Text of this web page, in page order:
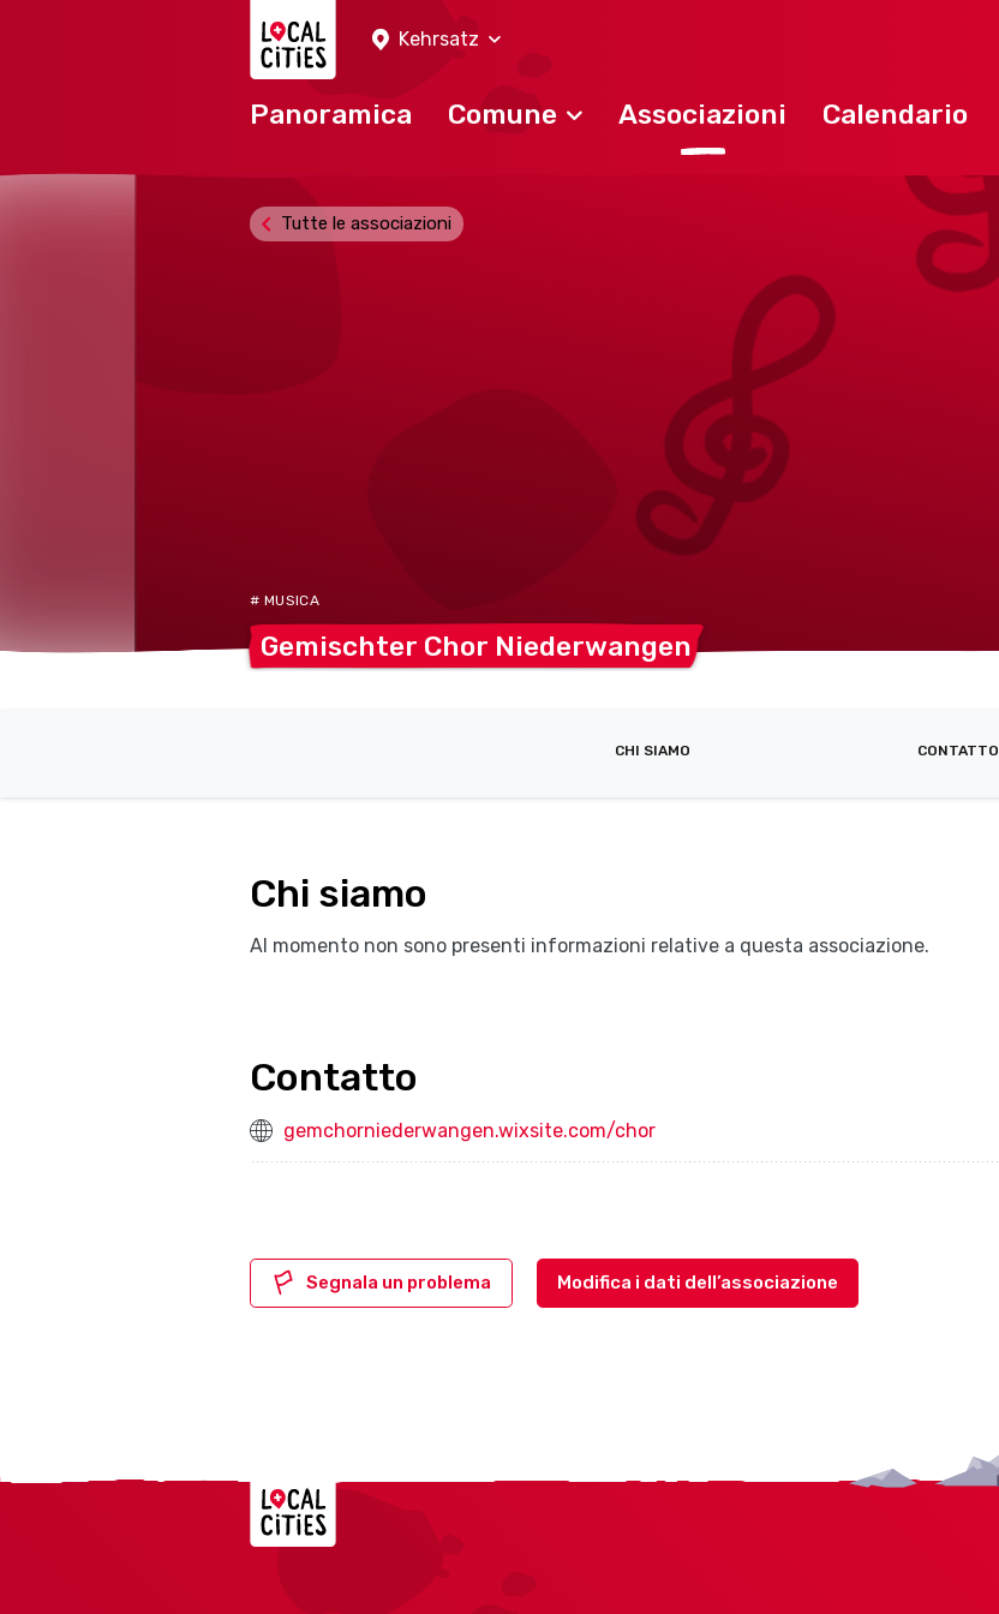
Kehrsatz
Panoramica Comune Associazioni Calendario
# MUSICA
Gemischter Chor Niederwangen
Tutte le associazioni
CHI SIAMO CONTATTO
Chi siamo
Al momento non sono presenti informazioni relative a questa associazione.
Contatto
gemchorniederwangen.wixsite.com/chor
Segnala un problema Modifica i dati dell’associazione
Localcities